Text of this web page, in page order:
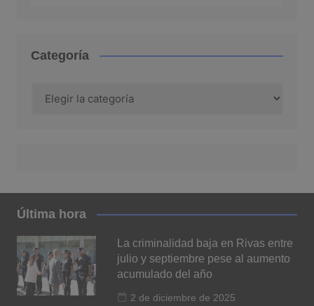
Categoría
Última hora
La criminalidad baja en Rivas entre
julio y septiembre pese al aumento
acumulado del año
2 de diciembre de 2025